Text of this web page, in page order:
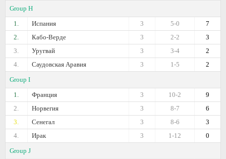
Group H
1.
Испания 7
5-0
3
2.
Кабо-Верде 3
2-2
3
3.
Уругвай 2
3-4
3
4.
Саудовская Аравия 2
1-5
3
Group I
1.
Франция 9
10-2
3
2.
Норвегия 6
8-7
3
3.
Сенегал 3
8-6
3
4.
Ирак 0
1-12
3
Group J